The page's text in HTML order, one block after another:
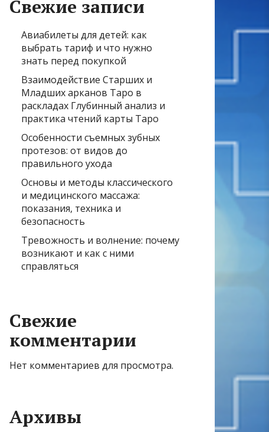
Свежие записи
Авиабилеты для детей: как
выбрать тариф и что нужно
знать перед покупкой
Взаимодействие Старших и
Младших арканов Таро в
раскладах Глубинный анализ и
практика чтений карты Таро
Особенности съемных зубных
протезов: от видов до
правильного ухода
Основы и методы классического
и медицинского массажа:
показания, техника и
безопасность
Тревожность и волнение: почему
возникают и как с ними
справляться
Свежие
комментарии
Нет комментариев для просмотра.
Архивы